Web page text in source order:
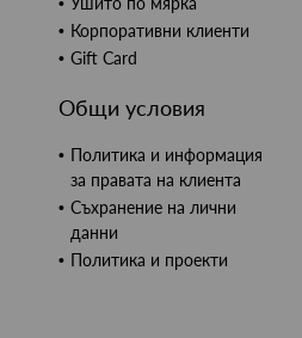
Корпоративни клиенти
Gift Card
Общи условия
Политика и информация
за правата на клиента
Съхранение на лични
данни
Политика и проекти